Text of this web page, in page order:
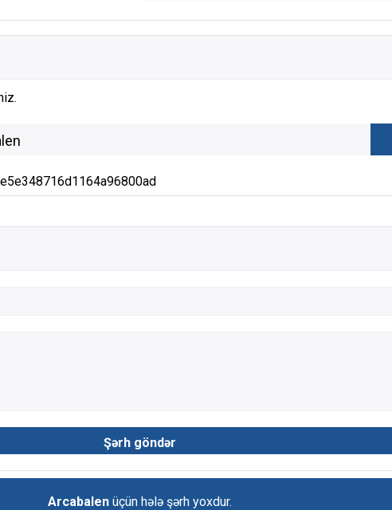
Arcabalenüçün hələ şərh yoxdur.